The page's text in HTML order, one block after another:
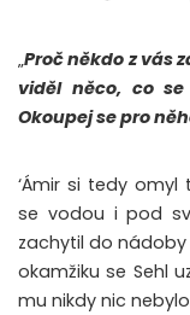
„Proč někdo z vás
viděl něco, co
Okoupej se pro
‘Ámir si tedy omyl
se vodou i pod
zachytil do nádoby
okamžiku se Sehl
mu nikdy nic